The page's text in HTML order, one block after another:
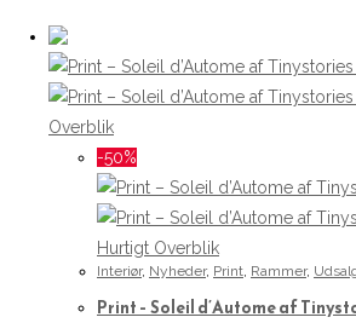
Overblik
-50%
Hurtigt Overblik
Interiør, Nyheder, Print, Rammer,
Print – Soleil d’Autome af